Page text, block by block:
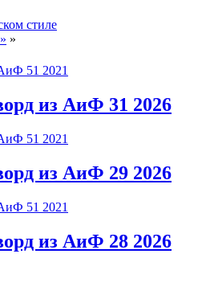
стиле
»
из АиФ 31 2026
из АиФ 29 2026
из АиФ 28 2026